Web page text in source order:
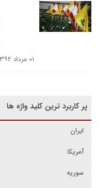
۰۱ مرداد ۱۳۹۲
پر کاربرد ترین کلید واژه ها
ایران
آمریکا
سوریه